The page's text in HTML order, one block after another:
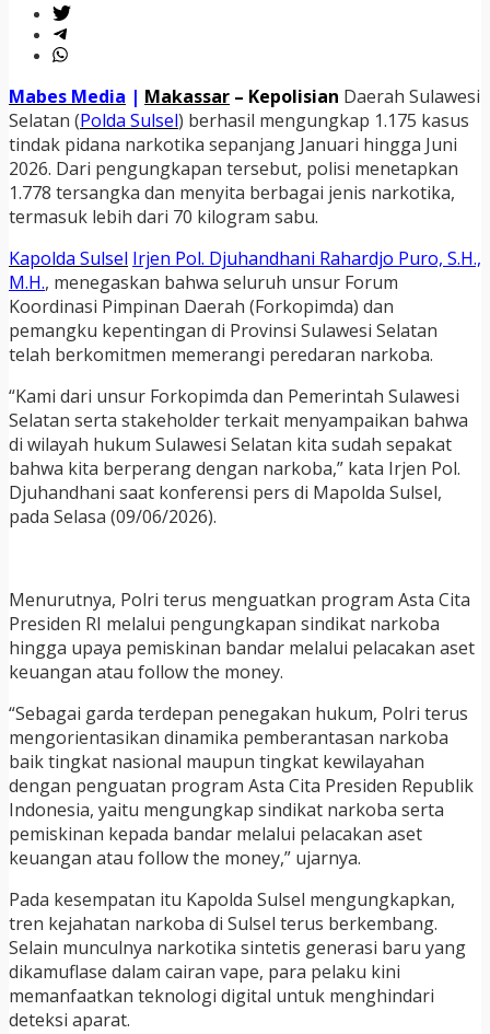
Mabes Media | Makassar – Kepolisian Daerah Sulawesi
Selatan (Polda Sulsel) berhasil mengungkap 1.175 kasus
tindak pidana narkotika sepanjang Januari hingga Juni
2026. Dari pengungkapan tersebut, polisi menetapkan
1.778 tersangka dan menyita berbagai jenis narkotika,
termasuk lebih dari 70 kilogram sabu.
Kapolda Sulsel Irjen Pol. Djuhandhani Rahardjo Puro, S.H.,
M.H., menegaskan bahwa seluruh unsur Forum
Koordinasi Pimpinan Daerah (Forkopimda) dan
pemangku kepentingan di Provinsi Sulawesi Selatan
telah berkomitmen memerangi peredaran narkoba.
“Kami dari unsur Forkopimda dan Pemerintah Sulawesi
Selatan serta stakeholder terkait menyampaikan bahwa
di wilayah hukum Sulawesi Selatan kita sudah sepakat
bahwa kita berperang dengan narkoba,” kata Irjen Pol.
Djuhandhani saat konferensi pers di Mapolda Sulsel,
pada Selasa (09/06/2026).
Menurutnya, Polri terus menguatkan program Asta Cita
Presiden RI melalui pengungkapan sindikat narkoba
hingga upaya pemiskinan bandar melalui pelacakan aset
keuangan atau follow the money.
“Sebagai garda terdepan penegakan hukum, Polri terus
mengorientasikan dinamika pemberantasan narkoba
baik tingkat nasional maupun tingkat kewilayahan
dengan penguatan program Asta Cita Presiden Republik
Indonesia, yaitu mengungkap sindikat narkoba serta
pemiskinan kepada bandar melalui pelacakan aset
keuangan atau follow the money,” ujarnya.
Pada kesempatan itu Kapolda Sulsel mengungkapkan,
tren kejahatan narkoba di Sulsel terus berkembang.
Selain munculnya narkotika sintetis generasi baru yang
dikamuflase dalam cairan vape, para pelaku kini
memanfaatkan teknologi digital untuk menghindari
deteksi aparat.